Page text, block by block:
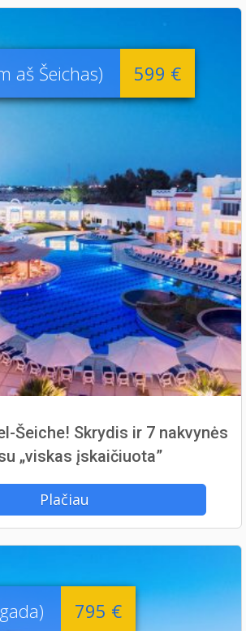
aš Šeichas) 599 €
Šeiche! Skrydis ir 7 nakvynės
„viskas įskaičiuota”
Plačiau
795 €